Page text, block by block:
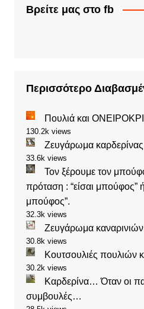
Βρείτε μας στο fb
Περισσότερο
Πουλιά και
130.2k views
Ζευγάρωμα
33.6k views
Τον ξέρουμε τον
πρόταση : “είσαι μπούφος” ή
μπούφος”.
32.3k views
Ζευγάρωμα
30.8k views
Κουτσουλιές πουλιών
30.2k views
Καρδερίνα… Όταν οι
συμβουλές…